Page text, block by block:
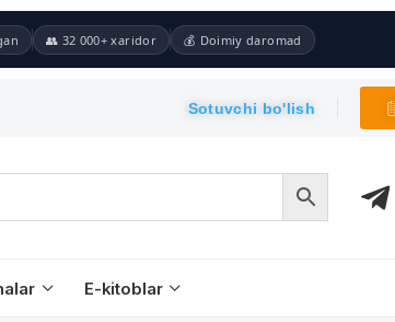
👥 32 000+ xaridor 💰 Doimiy daromad
Sotuvchi bo'lish
E-kitoblar